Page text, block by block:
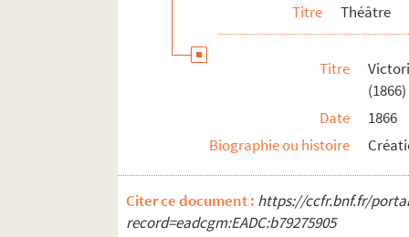
Romans
Autres
Biographie
Célébrations et rayonnement
Titre Théâtre
Titre
(1866)
Date
1866
Biographie ou histoire
Citer ce document : https://ccfr.bnf.fr/
record=eadcgm:EADC:b79275905